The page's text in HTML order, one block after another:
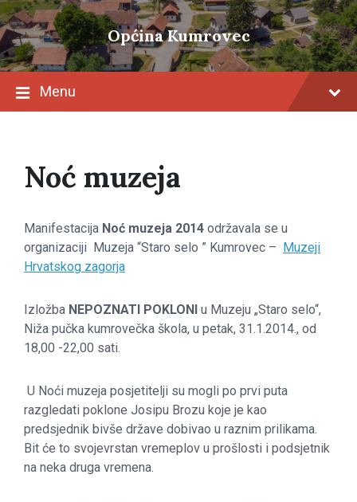
Skip
to
content
Skip
to
main
navigation
Skip
to
footer
Općina Kumrovec
Menu
Noć muzeja
Manifestacija Noć muzeja 2014 održavala se u
organizaciji Muzeja “Staro selo ” Kumrovec – Muzeji
Hrvatskog zagorja
Izložba NEPOZNATI POKLONI u Muzeju „Staro selo“,
Niža pučka kumrovečka škola, u petak, 31.1.2014., od
18,00 -22,00 sati.
U Noći muzeja posjetitelji su mogli po prvi puta
razgledati poklone Josipu Brozu koje je kao
predsjednik bivše države dobivao u raznim prilikama.
Bit će to svojevrstan vremeplov u prošlosti i podsjetnik
na neka druga vremena.